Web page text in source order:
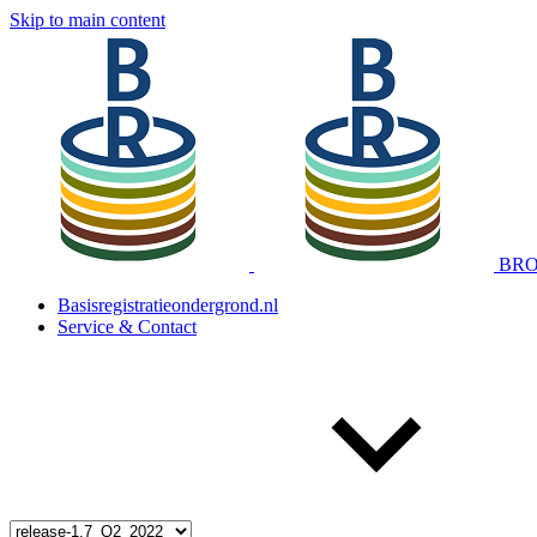
Skip to main content
Basisregistratieondergrond.nl
Service & Contact